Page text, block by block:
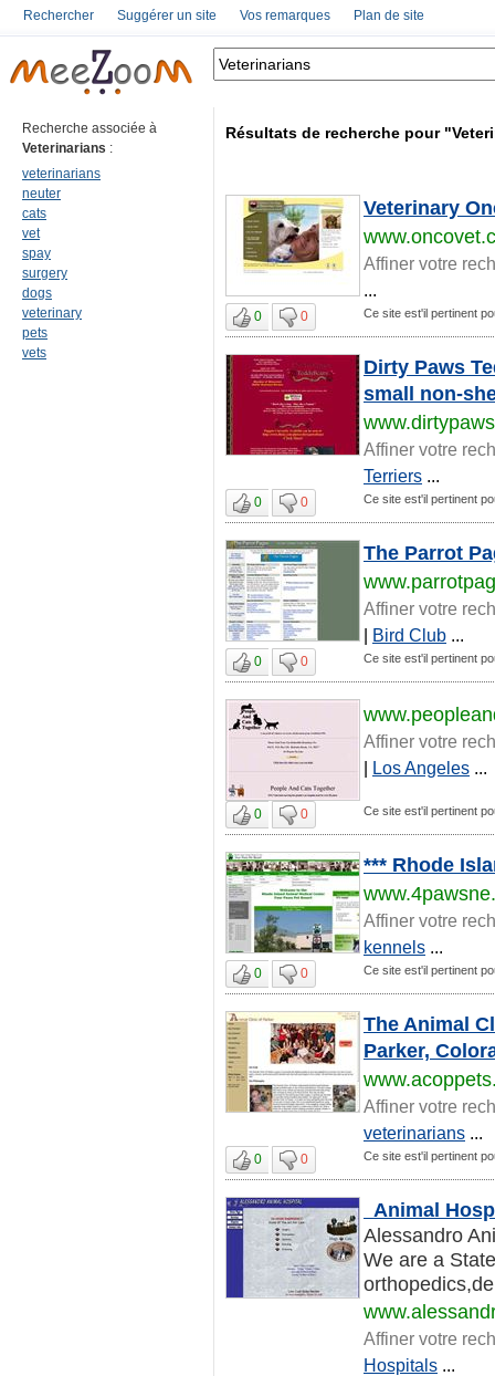
Rechercher Suggérer un site Vos remarques Plan de site
Recherche associée à
Veterinarians :
veterinarians
neuter
cats
vet
spay
surgery
dogs
veterinary
pets
vets
Résultats de recherche pour
Veterinary
Affiner votre
...
0 0 Ce site est'il pertinent
Dirty Paws
small non-
Affiner votre
Terriers ...
0 0 Ce site est'il pertinent
The Parrot
Affiner votre
| Bird Club ...
0 0 Ce site est'il pertinent
Affiner votre
| Los Angeles ...
0 0 Ce site est'il pertinent
*** Rhode
Affiner votre
kennels ...
0 0 Ce site est'il pertinent
The Animal
Parker,
Affiner votre
veterinarians ...
0 0 Ce site est'il pertinent
Animal
Alessandro
We are a
Affiner votre
Hospitals ...